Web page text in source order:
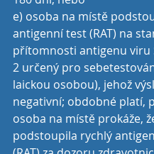
e) osoba na místě
antigenní test (RAT) na
přítomnosti antigenu viru
2 určený pro
laickou osobou), jehož
negativní; obdobné platí,
osoba na místě prokáže,
podstoupila rychlý